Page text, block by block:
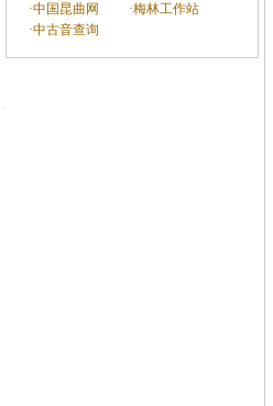
·中国昆曲网
·梅林工作站
·中古音查询